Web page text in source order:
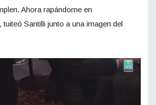
Ahora rapándome en
tuiteó Santilli junto a una imagen del